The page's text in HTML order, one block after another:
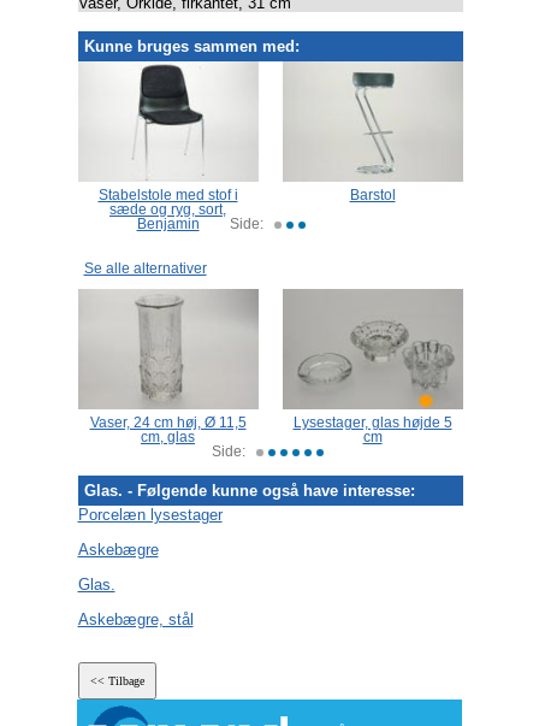
Kunne bruges sammen med:
Se alle alternativer
Glas. - Følgende kunne også have interesse:
Porcelæn lysestager
Askebægre
Glas.
Askebægre, stål
Stabelstole med stof i
sæde og ryg, sort,
Benjamin
Barstol
Side:
Vaser, 24 cm høj, Ø 11,5
cm, glas
Lysestager, glas højde 5
cm
Side: